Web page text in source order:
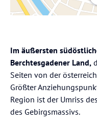
Im äußersten
Berchtesgadener Land,
Seiten von der
Größter
Region ist der Umriss
des Gebirgsmassivs.